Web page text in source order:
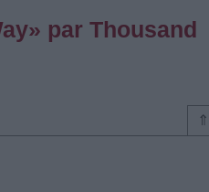
par Thousand
⇑